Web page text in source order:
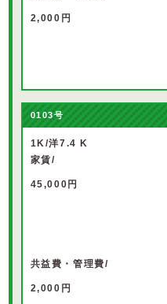
2,000円
0103号
1K/洋7.4 K
家賃/
45,000円
共益費・管理費/
2,000円